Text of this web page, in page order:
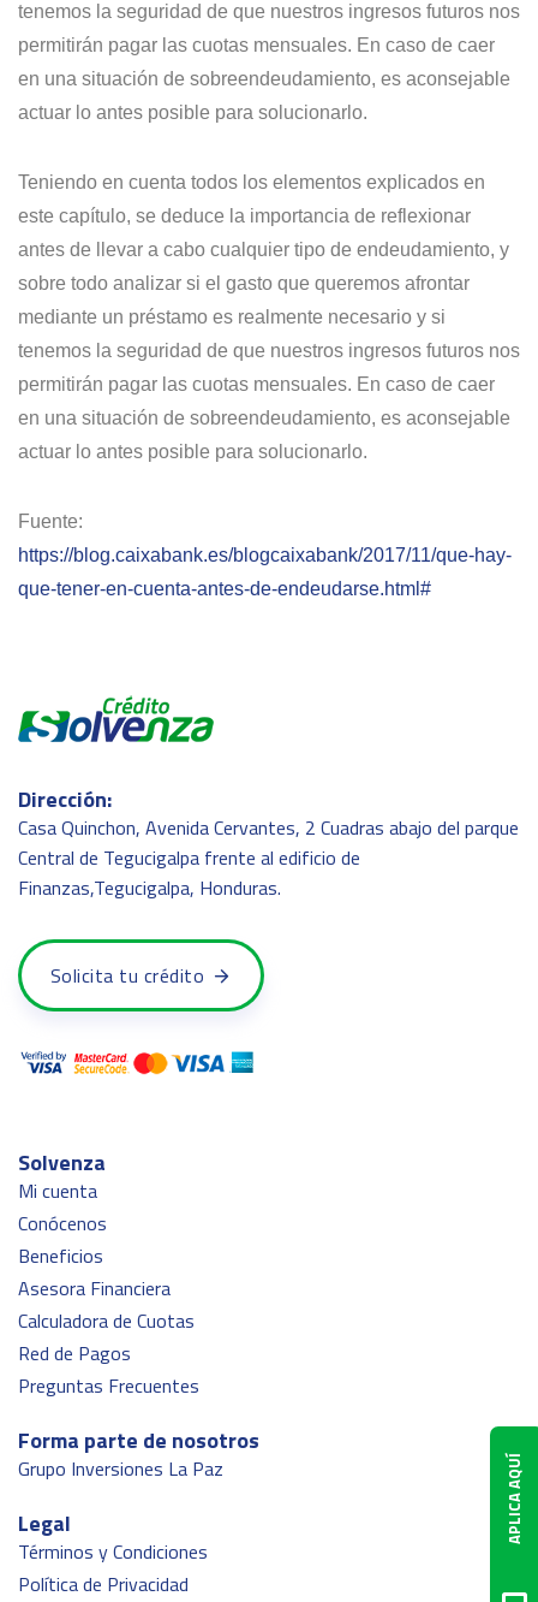
tenemos la seguridad de que nuestros ingresos futuros nos
permitirán pagar las cuotas mensuales. En caso de caer
en una situación de sobreendeudamiento, es aconsejable
actuar lo antes posible para solucionarlo.
Teniendo en cuenta todos los elementos explicados en
este capítulo, se deduce la importancia de reflexionar
antes de llevar a cabo cualquier tipo de endeudamiento, y
sobre todo analizar si el gasto que queremos afrontar
mediante un préstamo es realmente necesario y si
tenemos la seguridad de que nuestros ingresos futuros nos
permitirán pagar las cuotas mensuales. En caso de caer
en una situación de sobreendeudamiento, es aconsejable
actuar lo antes posible para solucionarlo.
Fuente:
https://blog.caixabank.es/blogcaixabank/2017/11/que-hay-
que-tener-en-cuenta-antes-de-endeudarse.html#
Dirección:
Casa Quinchon, Avenida Cervantes, 2 Cuadras abajo del parque
Central de Tegucigalpa frente al edificio de
Finanzas,Tegucigalpa, Honduras.
Solicita tu crédito
Solvenza
Mi cuenta
Conócenos
Beneficios
Asesora Financiera
Calculadora de Cuotas
Red de Pagos
Preguntas Frecuentes
Forma parte de nosotros
Grupo Inversiones La Paz
Legal
Términos y Condiciones
Política de Privacidad
APLICA AQUÍ